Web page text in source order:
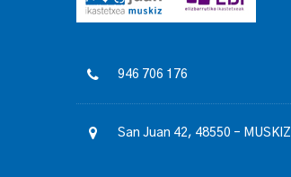
946 706 176
San Juan 42, 48550 – MUSKIZ